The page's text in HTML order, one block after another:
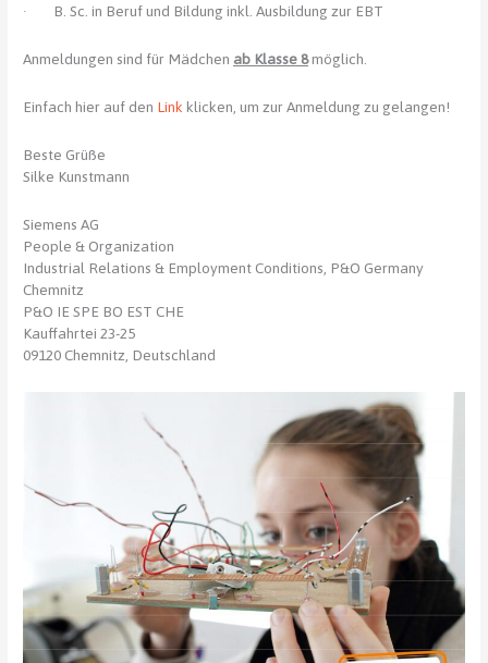
· B. Sc. in Beruf und Bildung inkl. Ausbildung zur EBT
Anmeldungen sind für Mädchen ab Klasse 8möglich.
Einfach hier auf den Link klicken, um zur Anmeldung zu gelangen!
Beste Grüße
Silke Kunstmann
Siemens AG
People & Organization
Industrial Relations & Employment Conditions, P&O Germany
Chemnitz
P&O IE SPE BO EST CHE
Kauffahrtei 23-25
09120 Chemnitz, Deutschland